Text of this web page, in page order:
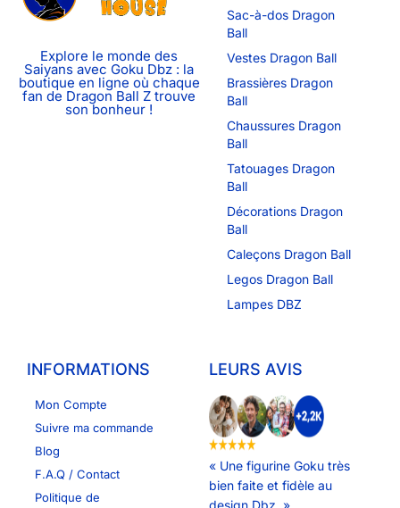
Explore le monde des
Saiyans avec Goku Dbz : la
boutique en ligne où chaque
fan de Dragon Ball Z trouve
son bonheur !
Sac-à-dos Dragon
Ball
Vestes Dragon Ball
Brassières Dragon
Ball
Chaussures Dragon
Ball
Tatouages Dragon
Ball
Décorations Dragon
Ball
Caleçons Dragon Ball
Legos Dragon Ball
Lampes DBZ
INFORMATIONS
Mon Compte
Suivre ma commande
Blog
F.A.Q / Contact
Politique de
LEURS AVIS
« Une figurine Goku très
bien faite et fidèle au